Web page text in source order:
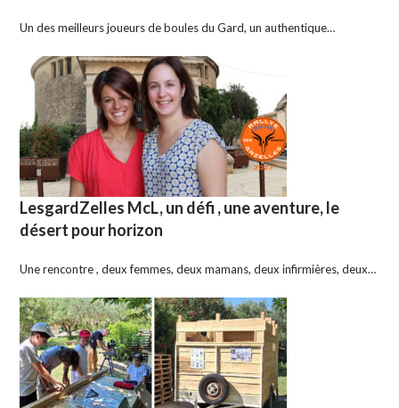
Un des meilleurs joueurs de boules du Gard, un authentique…
LesgardZelles McL, un défi , une aventure, le
désert pour horizon
Une rencontre , deux femmes, deux mamans, deux infirmières, deux…